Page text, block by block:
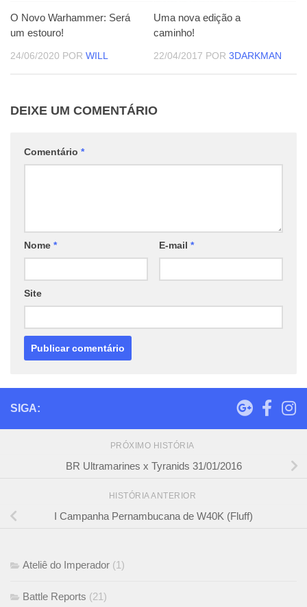
O Novo Warhammer: Será
um estouro!
24/06/2020 POR WILL
Uma nova edição a
caminho!
22/04/2017 POR 3DARKMAN
DEIXE UM COMENTÁRIO
Comentário *
Nome * E-mail *
Site
SIGA:
PRÓXIMO HISTÓRIA
BR Ultramarines x Tyranids 31/01/2016
HISTÓRIA ANTERIOR
I Campanha Pernambucana de W40K (Fluff)
Ateliê do Imperador (1)
Battle Reports (21)